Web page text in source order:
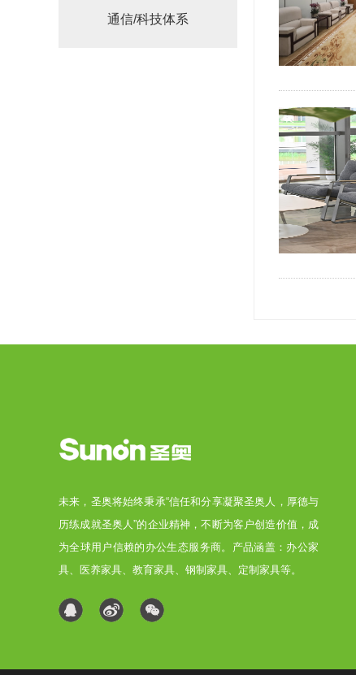
通信/科技体系
未来，圣奥将始终秉承“信任和分享凝聚圣奥人，厚德与
历练成就圣奥人”的企业精神，不断为客户创造价值，成
为全球用户信赖的办公生态服务商。产品涵盖：办公家
具、医养家具、教育家具、钢制家具、定制家具等。